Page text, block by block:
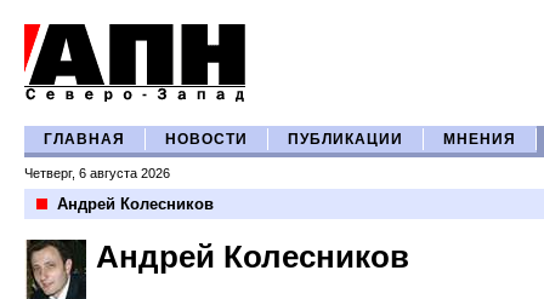
ГЛАВНАЯ НОВОСТИ ПУБЛИКАЦИИ МНЕНИЯ
Четверг, 6 августа 2026
Андрей Колесников
Андрей Колесников